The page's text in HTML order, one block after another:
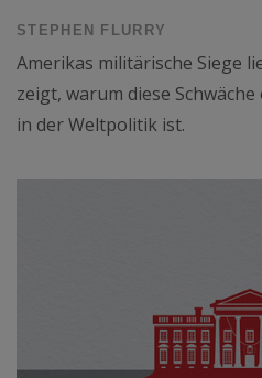
STEPHEN FLURRY
Amerikas militärische Siege
zeigt, warum diese
in der Weltpolitik ist.